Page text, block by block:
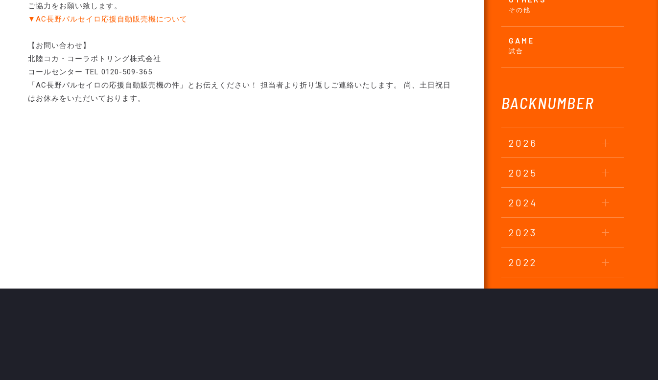
その他
GAME
試合
BACKNUMBER
2026
2025
2024
2023
2022
2021
ご協力をお願い致します。
▼AC長野パルセイロ応援自動販売機について
【お問い合わせ】
北陸コカ・コーラボトリング株式会社
コールセンター TEL 0120-509-365
「AC長野パルセイロの応援自動販売機の件」とお伝えください！ 担当者より折り返しご連絡いたします。 尚、土日祝日
はお休みをいただいております。